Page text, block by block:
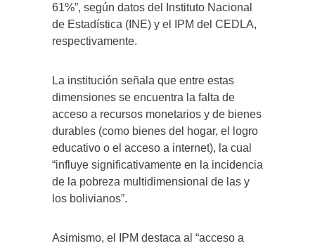
61%”, según datos del Instituto Nacional
de Estadística (INE) y el IPM del CEDLA,
respectivamente.
La institución señala que entre estas
dimensiones se encuentra la falta de
acceso a recursos monetarios y de bienes
durables (como bienes del hogar, el logro
educativo o el acceso a internet), la cual
“influye significativamente en la incidencia
de la pobreza multidimensional de las y
los bolivianos”.
Asimismo, el IPM destaca al “acceso a